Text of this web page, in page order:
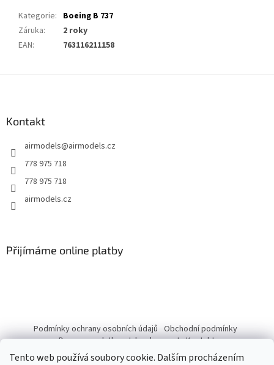
Tento web používá soubory cookie. Dalším procházením
Kategorie: Boeing B 737
Záruka:
2 roky
EAN: 763116211158
Kontakt
airmodels@airmodels.cz
778 975 718
778 975 718
airmodels.cz
Přijímáme online platby
Podmínky ochrany osobních údajů Obchodní podmínky
Doprava a platba Jak nakupovat Kontakty